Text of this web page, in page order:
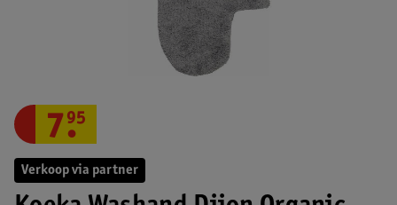
Verkoop via partner
7.
95